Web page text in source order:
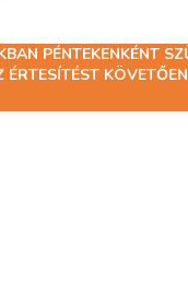
PÉNTEKENKÉNT